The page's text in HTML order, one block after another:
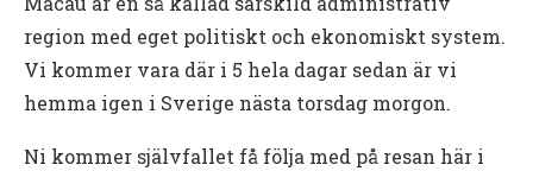
region med eget politiskt och ekonomiskt system.
Vi kommer vara där i 5 hela dagar sedan är vi
hemma igen i Sverige nästa torsdag morgon.
Ni kommer självfallet få följa med på resan här i